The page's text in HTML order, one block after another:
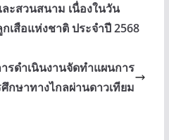
สวนสนาม เนื่องในวัน
สือแห่งชาติ ประจำปี 2568
ดำเนินงานจัดทำแผนการ
ษาทางไกลผ่านดาวเทียม